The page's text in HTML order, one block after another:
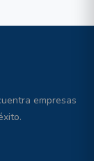
empresas